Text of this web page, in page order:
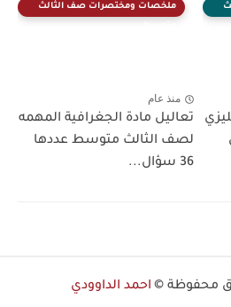
ملخصات ومختصرات صف الثالث
منذ عام
تعاليل مادة الجغرافية المهمه
لصف الثالث متوسط عددها
36 سؤال...
محفوظة © احمد الداوودي